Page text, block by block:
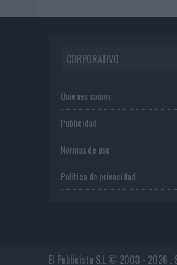
CORPORATIVO
Quienes somos
Publicidad
Normas de uso
Política de privacidad
El Publicista S.L © 2003 - 2026 .